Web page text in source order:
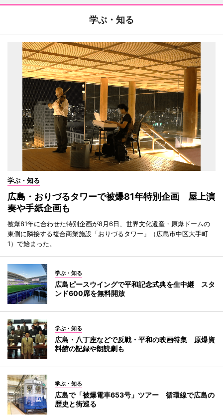
学ぶ・知る
学ぶ・知る
広島・おりづるタワーで被爆81年特別企画 屋上演
奏や手紙企画も
被爆81年に合わせた特別企画が8月6日、世界文化遺産・原爆ドームの
東側に隣接する複合商業施設「おりづるタワー」（広島市中区大手町
1）で始まった。
学ぶ・知る
広島ピースウイングで平和記念式典を生中継 スタ
ンド600席を無料開放
学ぶ・知る
広島・八丁座などで反戦・平和の映画特集 原爆資
料館の記録や朗読劇も
学ぶ・知る
広島で「被爆電車653号」ツアー 循環線で広島の
歴史と街巡る